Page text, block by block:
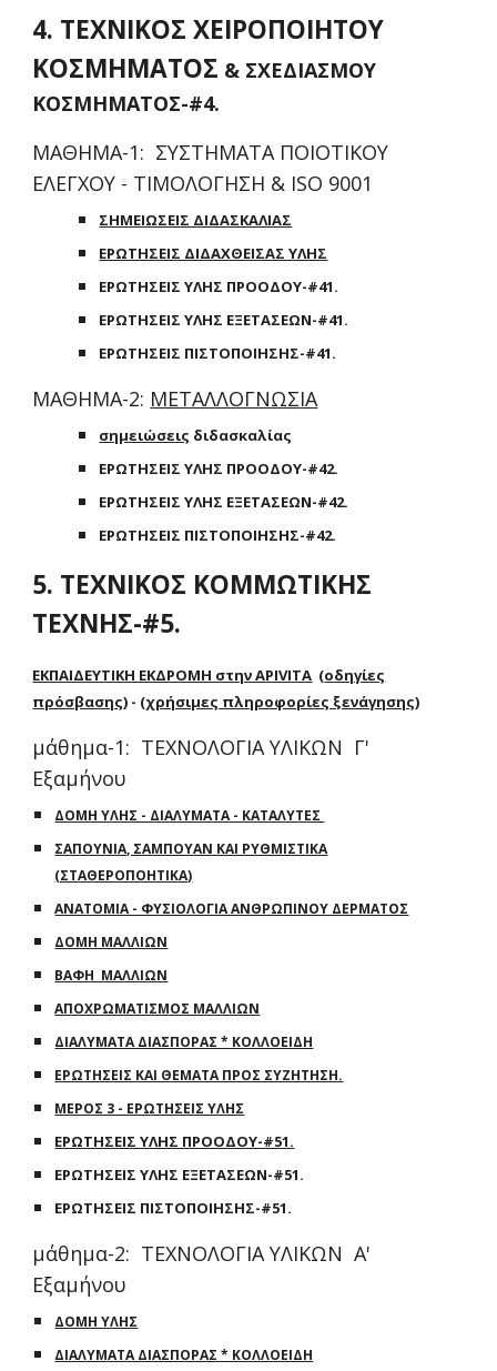
4. ΤΕΧΝΙΚΟΣ ΧΕΙΡΟΠΟΙΗΤΟΥ
ΚΟΣΜΗΜΑΤΟΣ & ΣΧΕΔΙΑΣΜΟΥ
ΚΟΣΜΗΜΑΤΟΣ-#4.
ΜΑΘΗΜΑ-1: ΣΥΣΤΗΜΑΤΑ ΠΟΙΟΤΙΚΟΥ
ΕΛΕΓΧΟΥ - ΤΙΜΟΛΟΓΗΣΗ & ISO 9001
ΣΗΜΕΙΩΣΕΙΣ ΔΙΔΑΣΚΑΛΙΑΣ
ΕΡΩΤΗΣΕΙΣ ΔΙΔΑΧΘΕΙΣΑΣ ΥΛΗΣ
ΕΡΩΤΗΣΕΙΣ ΥΛΗΣ ΠΡΟΟΔΟΥ-#41.
ΕΡΩΤΗΣΕΙΣ ΥΛΗΣ ΕΞΕΤΑΣΕΩΝ-#41.
ΕΡΩΤΗΣΕΙΣ ΠΙΣΤΟΠΟΙΗΣΗΣ-#41.
ΜΑΘΗΜΑ-2: ΜΕΤΑΛΛΟΓΝΩΣΙΑ
σημειώσεις διδασκαλίας
ΕΡΩΤΗΣΕΙΣ ΥΛΗΣ ΠΡΟΟΔΟΥ-#42.
ΕΡΩΤΗΣΕΙΣ ΥΛΗΣ ΕΞΕΤΑΣΕΩΝ-#42.
ΕΡΩΤΗΣΕΙΣ ΠΙΣΤΟΠΟΙΗΣΗΣ-#42.
5. ΤΕΧΝΙΚΟΣ ΚΟΜΜΩΤΙΚΗΣ
ΤΕΧΝΗΣ-#5.
ΕΚΠΑΙΔΕΥΤΙΚΗ ΕΚΔΡΟΜΗ στην APIVITA (οδηγίες
πρόσβασης) - (χρήσιμες πληροφορίες ξενάγησης)
μάθημα-1: ΤΕΧΝΟΛΟΓΙΑ ΥΛΙΚΩΝ Γ'
Εξαμήνου
ΔΟΜΗ ΥΛΗΣ - ΔΙΑΛΥΜΑΤΑ - ΚΑΤΑΛΥΤΕΣ
ΣΑΠΟΥΝΙΑ, ΣΑΜΠΟΥΑΝ ΚΑΙ ΡΥΘΜΙΣΤΙΚΑ
(ΣΤΑΘΕΡΟΠΟΗΤΙΚΑ)
ΑΝΑΤΟΜΙΑ - ΦΥΣΙΟΛΟΓΙΑ ΑΝΘΡΩΠΙΝΟΥ ΔΕΡΜΑΤΟΣ
ΔΟΜΗ ΜΑΛΛΙΩΝ
ΒΑΦΗ ΜΑΛΛΙΩΝ
ΑΠΟΧΡΩΜΑΤΙΣΜΟΣ ΜΑΛΛΙΩΝ
ΔΙΑΛΥΜΑΤΑ ΔΙΑΣΠΟΡΑΣ * ΚΟΛΛΟΕΙΔΗ
ΕΡΩΤΗΣΕΙΣ ΚΑΙ ΘΕΜΑΤΑ ΠΡΟΣ ΣΥΖΗΤΗΣΗ.
ΜΕΡΟΣ 3 - ΕΡΩΤΗΣΕΙΣ ΥΛΗΣ
ΕΡΩΤΗΣΕΙΣ ΥΛΗΣ ΠΡΟΟΔΟΥ-#51.
ΕΡΩΤΗΣΕΙΣ ΥΛΗΣ ΕΞΕΤΑΣΕΩΝ-#51.
ΕΡΩΤΗΣΕΙΣ ΠΙΣΤΟΠΟΙΗΣΗΣ-#51.
μάθημα-2: ΤΕΧΝΟΛΟΓΙΑ ΥΛΙΚΩΝ Α'
Εξαμήνου
ΔΟΜΗ ΥΛΗΣ
ΔΙΑΛΥΜΑΤΑ ΔΙΑΣΠΟΡΑΣ * ΚΟΛΛΟΕΙΔΗ